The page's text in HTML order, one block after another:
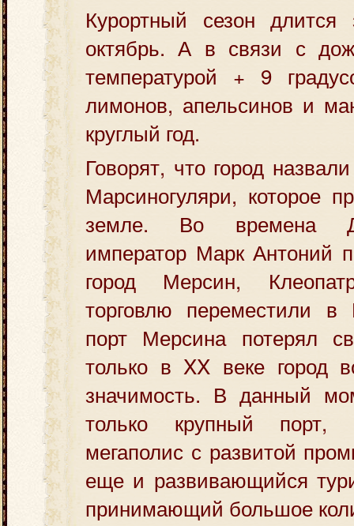
Курортный сезон
октябрь. А в связи с
температурой + 9
лимонов, апельсинов и
круглый год.
Говорят, что город
Марсиногуляри, которое
земле. Во времена
император Марк Антоний
город Мерсин,
торговлю переместили в
порт Мерсина потерял
только в XX веке город
значимость. В данный
только крупный порт,
мегаполис с развитой
еще и развивающийся
принимающий большое